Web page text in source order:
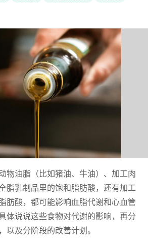
物油脂（比如猪油、牛油）、加工肉
脂乳制品里的饱和脂肪酸，还有加工
肪酸，都可能影响血脂代谢和心血管
体说说这些食物对代谢的影响，再分
以及分阶段的改善计划。